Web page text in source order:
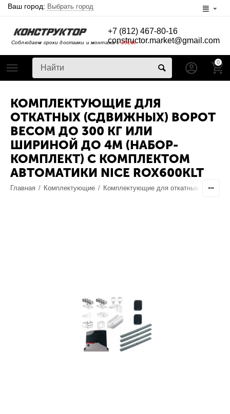
Ваш город: Выбрать город
Соблюдаем сроки доставки и монтажа с2014г
+7 (812) 467-80-16
constructor.market@gmail.com
0
КОМПЛЕКТУЮЩИЕ ДЛЯ
ОТКАТНЫХ (СДВИЖНЫХ) ВОРОТ
ВЕСОМ ДО 300 КГ ИЛИ
ШИРИНОЙ ДО 4М (НАБОР-
КОМПЛЕКТ) C КОМПЛЕКТОМ
АВТОМАТИКИ NICE ROX600KLT
Главная / Комплектующие / Комплектующие для откатных ворот